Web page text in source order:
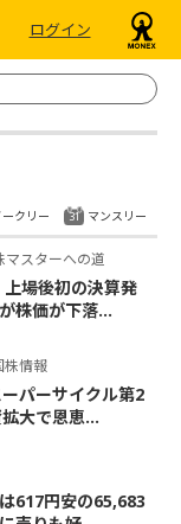
ログイン
マスターへの道
上場後初の決算発
株価が下落...
株情報
パーサイクル第2
大で恩恵...
617円安の65,683
ークリー マンスリー